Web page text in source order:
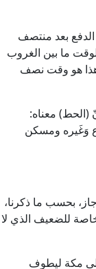
بعد منتصف
ما بين الغروب
هو وقت نصف
(الحط) معناه:
وَغَيره ومسكن
بحسب ما ذكرنا،
للضعيف الذي لا
مكة ليطوف